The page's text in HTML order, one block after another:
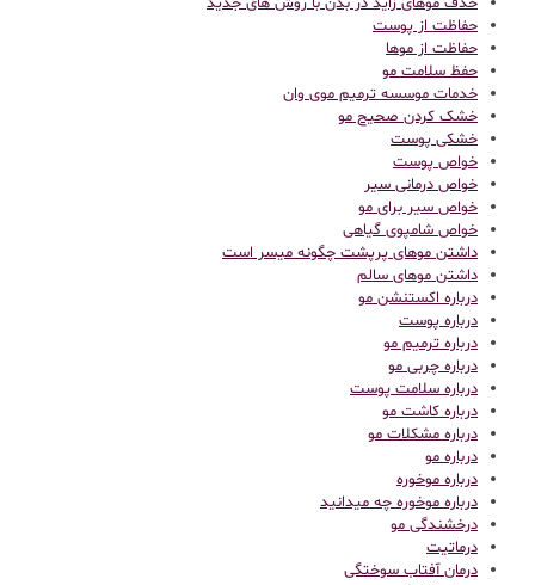
حفاظت از پوست
حفاظت از موها
حفظ سلامت مو
خدمات موسسه ترمیم موی وان
خشک کردن صحیح مو
خشکی پوست
خواص پوست
خواص درمانی سیر
خواص سیر برای مو
خواص شامپوی گیاهی
داشتن موهای پرپشت چگونه میسر است
داشتن موهای سالم
درباره اکستنشن مو
درباره پوست
درباره ترمیم مو
درباره چربی مو
درباره سلامت پوست
درباره کاشت مو
درباره مشکلات مو
درباره مو
درباره موخوره
درباره موخوره چه میدانید
درخشندگی مو
درماتیت
درمان آفتاب سوختگی